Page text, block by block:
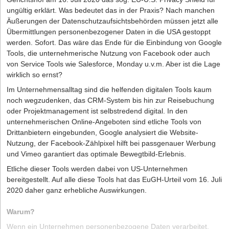
Klauseln dazu dienen, im Fall einer Scheidung den Einfluss des
Zugewinnausgleichs zu begrenzen.
empfiehlt sich eine Dokumentation aller Vereinbarungen in
schriftlicher Form. Besonders wichtig ist, bereits vor dem
Markteintritt Regelungen zum Schutz geistigen Eigentums zu
treffen. Ebenso helfenGeheimhaltungsvereinbarungen (NDAs),
sensible Geschäftsdaten zu schützen. Wer standardisierte
Vorlagen nutzt, riskiert jedoch, spezifische Risiken zu übersehen.
Individuell zugeschnittene Verträge tragen maßgeblich zum
Erfolg eines Unternehmens bei und verhindern, dass Ärgernisse
erst in der Wachstumsphase auffallen.
Haftung und Risikoanalyse
Nicht nur die Gesellschaft als juristische Person kann in Haftung
genommen werden, sondern unter Umständen auch einzelne
Geschäftsführer*innen oder Gesellschafter*innen. Zu den
häufigsten Problemfeldern zählt die Verletzung von Informations-
und Aufklärungspflichten, die zu Schadensersatzansprüchen
führt. Darüber hinaus setzt eine mangelhafte Buchführung das
erledigenden Tätigkeiten in den Mittelpunkt stellen und keine
detaillierten Anforderungen formulieren. Gefährlich können selbst
Formulierungen wie „stresserprobt“ oder „belastbar“ sein, da diese
möglicherweise behinderte Bewerber ausschließen.
ungültig erklärt. Was bedeutet das in der Praxis? Nach manchen
Äußerungen der Datenschutzaufsichtsbehörden müssen jetzt alle
Übermittlungen personenbezogener Daten in die USA gestoppt
werden. Sofort. Das wäre das Ende für die Einbindung von Google
Tools, die unternehmerische Nutzung von Facebook oder auch
von Service Tools wie Salesforce, Monday u.v.m. Aber ist die Lage
wirklich so ernst?
Im Unternehmensalltag sind die helfenden digitalen Tools kaum
noch wegzudenken, das CRM-System bis hin zur Reisebuchung
oder Projektmanagement ist selbstredend digital. In den
unternehmerischen Online-Angeboten sind etliche Tools von
Drittanbietern eingebunden, Google analysiert die Website-
Nutzung, der Facebook-Zählpixel hilft bei passgenauer Werbung
und Vimeo garantiert das optimale Bewegtbild-Erlebnis.
Etliche dieser Tools werden dabei von US-Unternehmen
bereitgestellt. Auf alle diese Tools hat das EuGH-Urteil vom 16. Juli
2020 daher ganz erhebliche Auswirkungen.
Warum?
Wenn ein Unternehmen personenbezogene Daten verarbeitet,